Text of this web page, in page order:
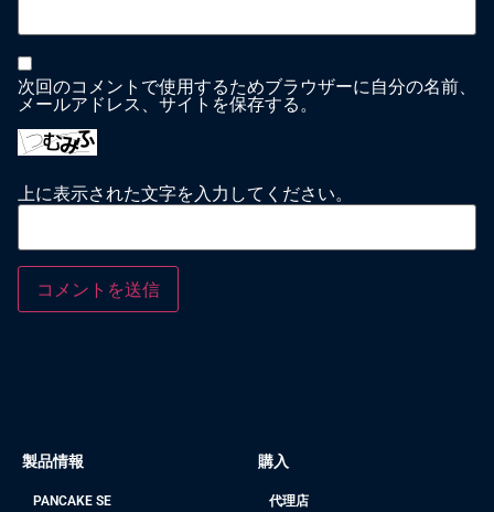
次回のコメントで使用するためブラウザーに自分の名前、
メールアドレス、サイトを保存する。
上に表示された文字を入力してください。
製品情報
PANCAKE SE
購入
代理店